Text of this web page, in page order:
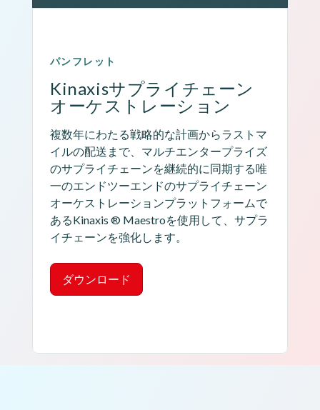
パンフレット
Kinaxisサプライチェーン
オーケストレーション
複数年にわたる戦略的な計画からラストマ
イルの配送まで、マルチエンタープライズ
のサプライチェーンを継続的に同期する唯
一のエンドツーエンドのサプライチェーン
オーケストレーションプラットフォームで
あるKinaxis ® Maestroを使用して、サプラ
イチェーンを強化します。
ダウンロード